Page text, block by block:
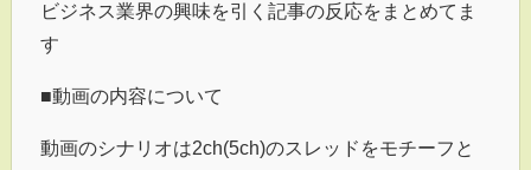
ビジネス業界の興味を引く記事の反応をまとめてま
す
■動画の内容について
動画のシナリオは2ch(5ch)のスレッドをモチーフと